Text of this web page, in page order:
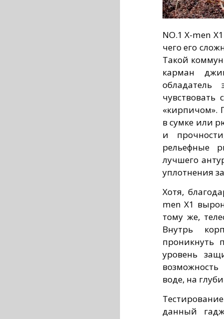
NO.1 X-men
чего его
Такой
карман
обладатель
«кирпичом».
в сумке или
и
рельефные
лучшего
уплотнения
Хотя,
men X1
тому же,
Внутрь
проникнуть
уровень
воде, на
данный